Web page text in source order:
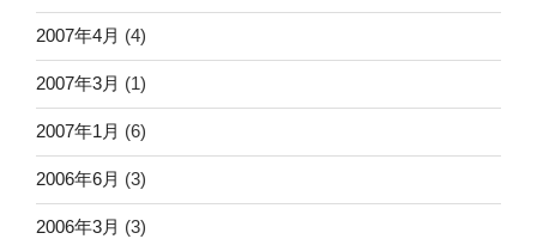
2007年4月 (4)
2007年3月 (1)
2007年1月 (6)
2006年6月 (3)
2006年3月 (3)